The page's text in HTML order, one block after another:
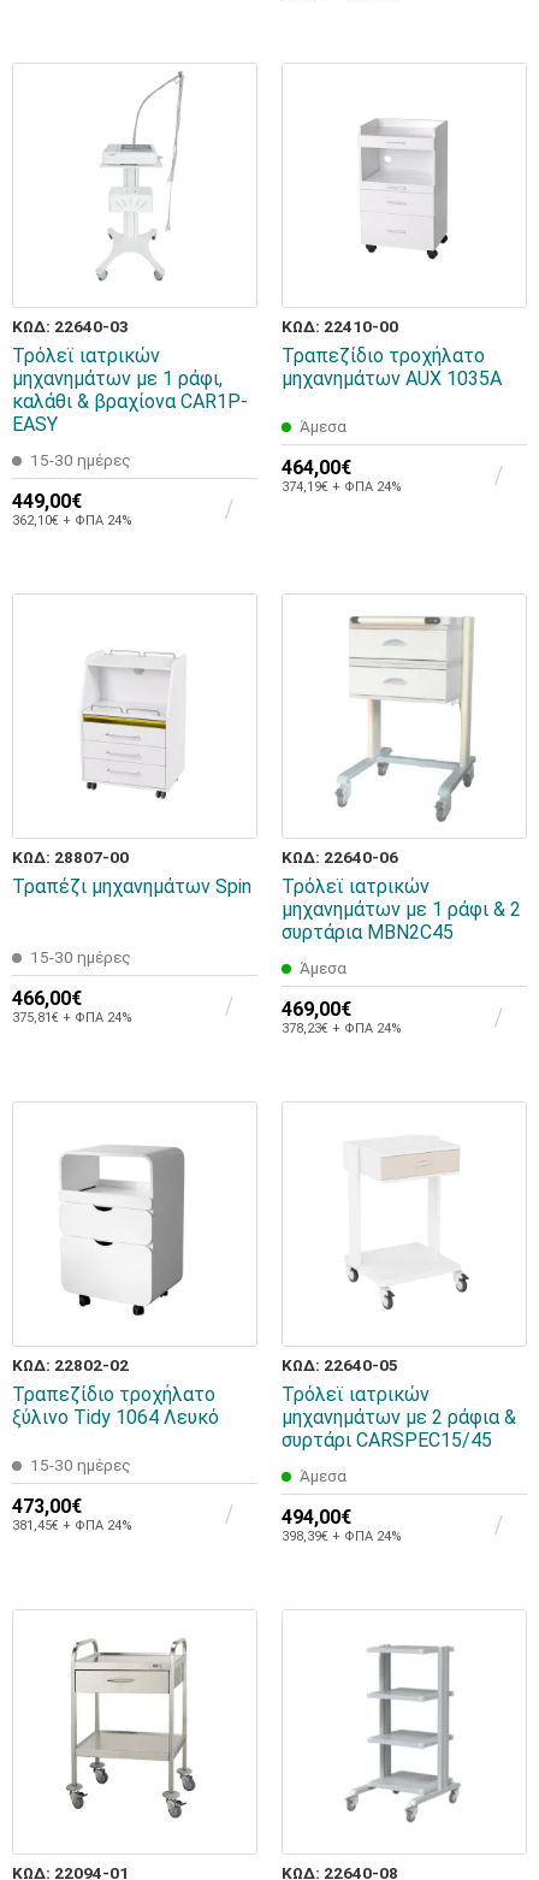
ΚΩΔ: 22640-03
Τρόλεϊ ιατρικών
μηχανημάτων με 1 ράφι,
καλάθι & βραχίονα CAR1P-
EASY
15-30 ημέρες
449,00€
362,10€ + ΦΠΑ 24%
ΚΩΔ: 22410-00
Τραπεζίδιο τροχήλατο
μηχανημάτων AUX 1035A
Άμεσα
464,00€
374,19€ + ΦΠΑ 24%
ΚΩΔ: 28807-00
Τραπέζι μηχανημάτων Spin
15-30 ημέρες
466,00€
375,81€ + ΦΠΑ 24%
ΚΩΔ: 22640-06
Τρόλεϊ ιατρικών
μηχανημάτων με 1 ράφι & 2
συρτάρια MBN2C45
Άμεσα
469,00€
378,23€ + ΦΠΑ 24%
ΚΩΔ: 22802-02
Τραπεζίδιο τροχήλατο
ξύλινο Tidy 1064 Λευκό
15-30 ημέρες
473,00€
381,45€ + ΦΠΑ 24%
ΚΩΔ: 22640-05
Τρόλεϊ ιατρικών
μηχανημάτων με 2 ράφια &
συρτάρι CARSPEC15/45
Άμεσα
494,00€
398,39€ + ΦΠΑ 24%
ΚΩΔ: 22094-01 ΚΩΔ: 22640-08